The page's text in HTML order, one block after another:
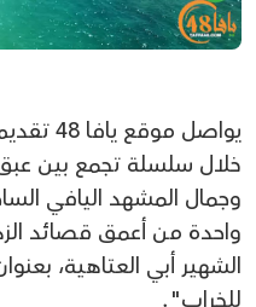
يواصل
خلال سلسلة تجمع بين
وجمال المشهد اليافي
واحدة من أعمق قصائد
الشهير أبي العتاهية،